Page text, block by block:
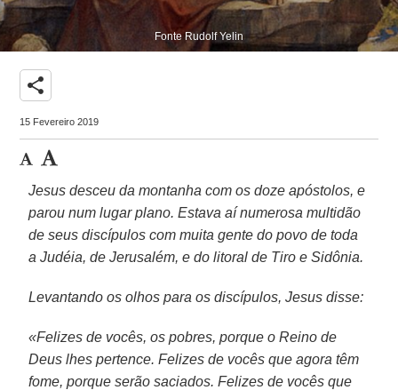
Fonte Rudolf Yelin
share
15 Fevereiro 2019
Jesus desceu da montanha com os doze apóstolos, e
parou num lugar plano. Estava aí numerosa multidão
de seus discípulos com muita gente do povo de toda
a Judéia, de Jerusalém, e do litoral de Tiro e Sidônia.
Levantando os olhos para os discípulos, Jesus disse:
«Felizes de vocês, os pobres, porque o Reino de
Deus lhes pertence. Felizes de vocês que agora têm
fome, porque serão saciados. Felizes de vocês que